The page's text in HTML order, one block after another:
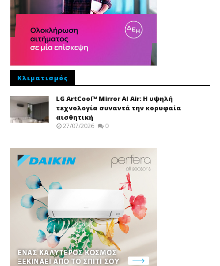
Κλιματισμός
LG ArtCool™ Mirror AI Air: Η υψηλή
τεχνολογία συναντά την κορυφαία
αισθητική
27/07/2026 0